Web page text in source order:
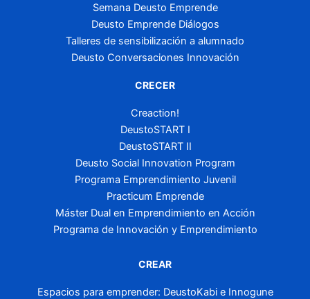
Semana Deusto Emprende
Deusto Emprende Diálogos
Talleres de sensibilización a alumnado
Deusto Conversaciones Innovación
CRECER
Creaction!
DeustoSTART I
DeustoSTART II
Deusto Social Innovation Program
Programa Emprendimiento Juvenil
Practicum Emprende
Máster Dual en Emprendimiento en Acción
Programa de Innovación y Emprendimiento
CREAR
Espacios para emprender: DeustoKabi e Innogune